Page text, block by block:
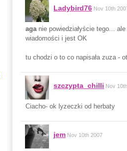
Ladybird76 Nov 10th
aganie powiedziałyście tego...
wiadomości i jest OK
tu chodzi o to co napisała zuza -
szczypta_chilli Nov
Ciacho- ok lyzeczki od herbaty
jem Nov 10th 2007